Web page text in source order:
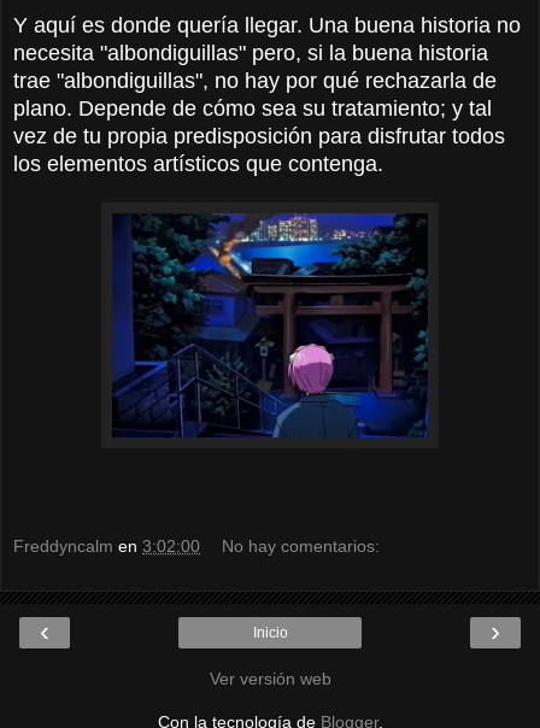
Y aquí es donde quería llegar. Una buena historia no
necesita "albondiguillas" pero, si la buena historia
trae "albondiguillas", no hay por qué rechazarla de
plano. Depende de cómo sea su tratamiento; y tal
vez de tu propia predisposición para disfrutar todos
los elementos artísticos que contenga.
Freddyncalm en 3:02:00 No hay comentarios:
‹ ›
Inicio
Ver versión web
Con la tecnología de Blogger.